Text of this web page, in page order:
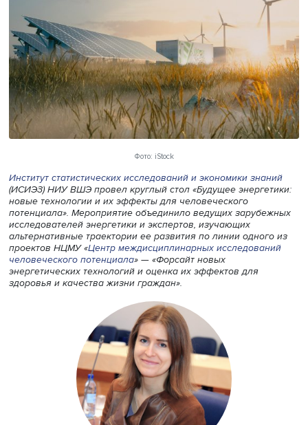
Фото: iStock
Институт статистических исследований и экономики
(ИСИЭЗ) НИУ ВШЭ провел круглый стол «Будущее
новые технологии и их эффекты для человеческого
потенциала». Мероприятие объединило ведущих
альтернативные траектории ее развития по линии
проектов НЦМУ «Центр междисциплинарных
человеческого потенциала» — «Форсайт новых
энергетических технологий и оценка их эффектов для
здоровья и качества жизни граждан».